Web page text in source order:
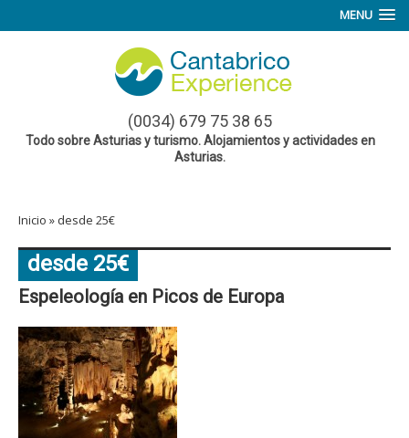
MENU
(0034) 679 75 38 65
Todo sobre Asturias y turismo. Alojamientos y actividades en
Asturias.
Inicio » desde 25€
desde 25€
Espeleología en Picos de Europa